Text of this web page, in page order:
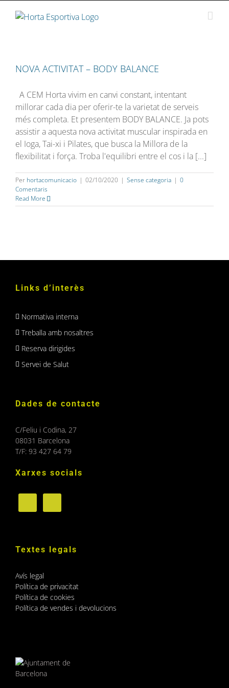
NOVA ACTIVITAT – BODY BALANCE
A CEM Horta vivim en canvi constant, intentant
millorar cada dia per oferir-te la varietat de serveis
més completa. Et presentem BODY BALANCE. Ja pots
assistir a aquesta nova activitat muscular inspirada en
el Ioga, Tai-xi i Pilates, que busca la Millora de la
flexibilitat i força. Troba l'equilibri entre el cos i la [...]
Per hortacomunicacio | 02/10/2020 | Sense categoria | 0
Comentaris
Read More
Links d’interès
Normativa interna
Treballa amb nosaltres
Reserva dirigides
Servei de Salut
Dades de contacte
C/Feliu i Codina, 27
08031 Barcelona
T/F: 93 427 64 79
Xarxes socials
Textes legals
Avís legal
Política de privacitat
Política de cookies
Política de vendes i devolucions